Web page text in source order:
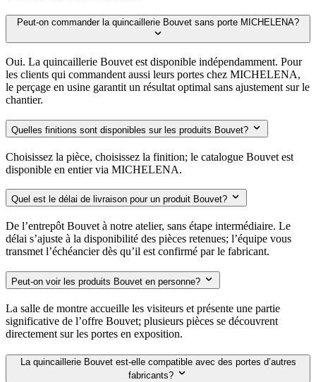
Peut-on commander la quincaillerie Bouvet sans porte MICHELENA?
Oui. La quincaillerie Bouvet est disponible indépendamment. Pour
les clients qui commandent aussi leurs portes chez MICHELENA,
le perçage en usine garantit un résultat optimal sans ajustement sur le
chantier.
Quelles finitions sont disponibles sur les produits Bouvet?
Choisissez la pièce, choisissez la finition; le catalogue Bouvet est
disponible en entier via MICHELENA.
Quel est le délai de livraison pour un produit Bouvet?
De l’entrepôt Bouvet à notre atelier, sans étape intermédiaire. Le
délai s’ajuste à la disponibilité des pièces retenues; l’équipe vous
transmet l’échéancier dès qu’il est confirmé par le fabricant.
Peut-on voir les produits Bouvet en personne?
La salle de montre accueille les visiteurs et présente une partie
significative de l’offre Bouvet; plusieurs pièces se découvrent
directement sur les portes en exposition.
La quincaillerie Bouvet est-elle compatible avec des portes d’autres
fabricants?